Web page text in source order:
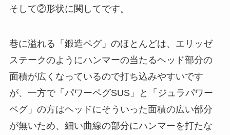
そして②形状に関してです。
巷に溢れる「鍛造ペグ」のほとんどは、エリッゼ
ステークのようにハンマーの当たるヘッド部分の
面積が広くなっているので打ち込みやすいです
が、一方で「パワーペグSUS」と「ジュラパワー
ペグ」の方はヘッドにそういった面積の広い部分
が無いため、細い曲線の部分にハンマーを打たな